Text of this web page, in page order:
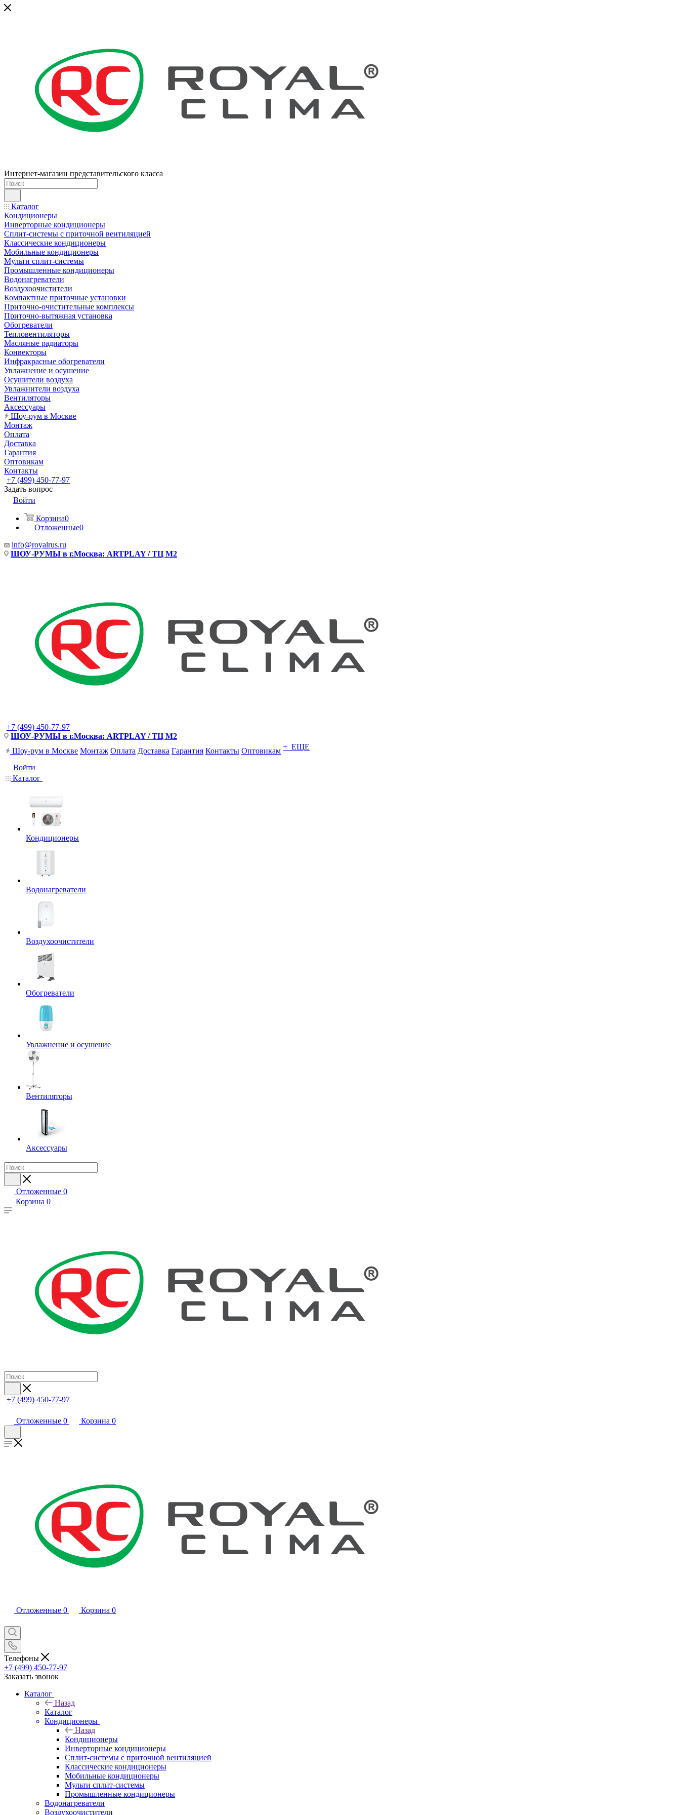
Интернет-магазин представительского класса
Каталог
Кондиционеры
Инверторные кондиционеры
Сплит-системы с приточной вентиляцией
Классические кондиционеры
Мобильные кондиционеры
Мульти сплит-системы
Промышленные кондиционеры
Водонагреватели
Воздухоочистители
Компактные приточные установки
Приточно-очистительные комплексы
Приточно-вытяжная установка
Обогреватели
Тепловентиляторы
Масляные радиаторы
Конвекторы
Инфракрасные обогреватели
Увлажнение и осушение
Осушители воздуха
Увлажнители воздуха
Вентиляторы
Аксессуары
Шоу-рум в Москве
Монтаж
Оплата
Доставка
Гарантия
Оптовикам
Контакты
+7 (499) 450-77-97
Задать вопрос
Войти
Корзина0
Отложенные0
info@royalrus.ru
ШОУ-РУМЫ в г.Москва: ARTPLAY / ТЦ М2
+7 (499) 450-77-97
ШОУ-РУМЫ в г.Москва: ARTPLAY / ТЦ М2
Шоу-рум в Москве Монтаж Оплата Доставка Гарантия Контакты Оптовикам + ЕЩЕ
Войти
Каталог
Кондиционеры
Водонагреватели
Воздухоочистители
Обогреватели
Увлажнение и осушение
Вентиляторы
Аксессуары
Отложенные 0
Корзина 0
+7 (499) 450-77-97
Отложенные 0 Корзина 0
Отложенные 0 Корзина 0
Телефоны
+7 (499) 450-77-97
Заказать звонок
Каталог
Назад
Каталог
Кондиционеры
Назад
Кондиционеры
Инверторные кондиционеры
Сплит-системы с приточной вентиляцией
Классические кондиционеры
Мобильные кондиционеры
Мульти сплит-системы
Промышленные кондиционеры
Водонагреватели
Воздухоочистители